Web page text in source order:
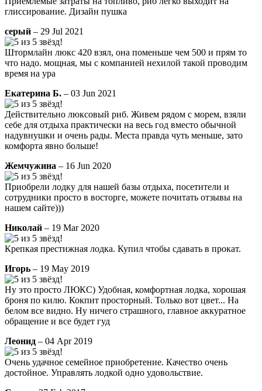
глиссирование. Дизайн пушка
серый – 29 Jul 2021
Штормлайн люкс 420 взял, она поменьше чем 500 и прям то
что надо. мощная, мы с компанией нехилой такой проводим
время на ура
Екатерина Б. – 03 Jun 2021
Действительно люксовый риб. Живем рядом с морем, взяли
себе для отдыха практически на весь год вместо обычной
надувнушки и очень рады. Места правда чуть меньше, зато
комфорта явно больше!
Жемчужина – 16 Jun 2020
Приобрели лодку для нашей базы отдыха, посетители и
сотрудники просто в восторге, можете почитать отзывы на
нашем сайте)))
Николай – 19 Mar 2020
Крепкая престижная лодка. Купил чтобы сдавать в прокат.
Игорь – 19 May 2019
Ну это просто ЛЮКС) Удобная, комфортная лодка, хорошая
броня по килю. Кокпит просторный. Только вот цвет... На
белом все видно. Ну ничего страшного, главное аккуратное
обращение и все будет гуд
Леонид – 04 Apr 2019
Очень удачное семейное приобретение. Качество очень
достойное. Управлять лодкой одно удовольствие.